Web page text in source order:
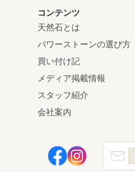
コンテンツ
天然石とは
パワーストーンの選び方
買い付け記
メディア掲載情報
スタッフ紹介
会社案内